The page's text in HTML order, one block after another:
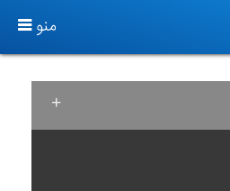
T
O
G
منو
+